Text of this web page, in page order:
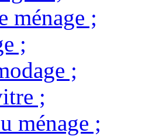
ménage ;
;
;
;
ménage ;